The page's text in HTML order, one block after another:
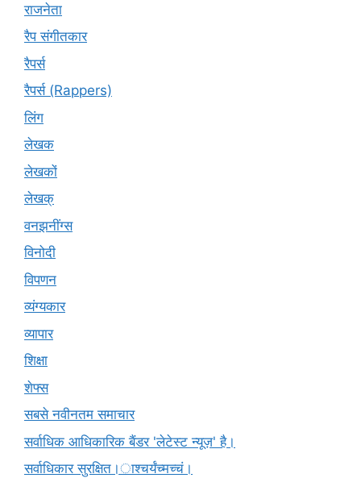
राजनेता
रैप संगीतकार
रैपर्स
रैपर्स (Rappers)
लिंग
लेखक
लेखकों
लेखक्
वनझनींग्स
विनोदी
विपणन
व्यंग्यकार
व्यापार
शिक्षा
शेफ्स
सबसे नवीनतम समाचार
सर्वाधिक आधिकारिक बैंडर 'लेटेस्ट न्यूज़' है।
सर्वाधिकार सुरक्षित।ाश्चर्यंच्मच्चं।